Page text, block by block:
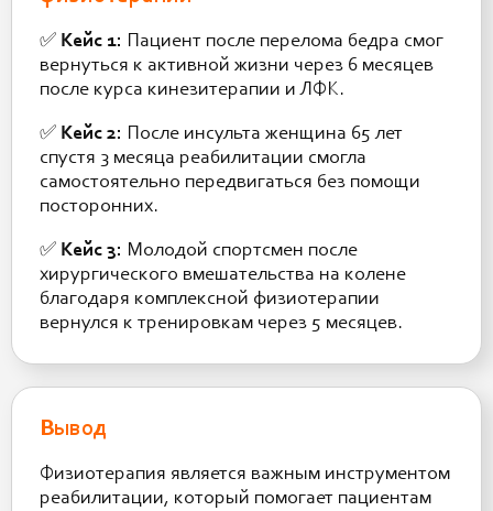
✅ Кейс 1: Пациент после перелома бедра смог
вернуться к активной жизни через 6 месяцев
после курса кинезитерапии и ЛФК.
✅ Кейс 2: После инсульта женщина 65 лет
спустя 3 месяца реабилитации смогла
самостоятельно передвигаться без помощи
посторонних.
✅ Кейс 3: Молодой спортсмен после
хирургического вмешательства на колене
благодаря комплексной физиотерапии
вернулся к тренировкам через 5 месяцев.
Вывод
Физиотерапия является важным инструментом
реабилитации, который помогает пациентам